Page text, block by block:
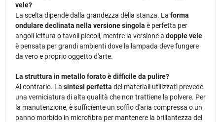
vele?
La scelta dipende dalla grandezza della stanza. La forma
ondulare declinata nella versione singola è perfetta per
angoli lettura o tavoli piccoli, mentre la versione a doppie vele
è pensata per grandi ambienti dove la lampada deve fungere
da vero e proprio oggetto d'arte.
La struttura in metallo forato è difficile da pulire?
Al contrario. La sintesi perfetta dei materiali utilizzati prevede
una verniciatura di alta qualità che non trattiene la polvere. Per
la manutenzione, è sufficiente un soffio d'aria compressa o un
panno morbido in microfibra per mantenere la brillantezza del